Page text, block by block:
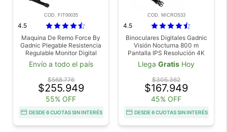
COD. FIT00035
4.5
Maquina De Remo Force By
Gadnic Plegable Resistencia
Regulable Monitor Digital
Pedales Antideslizantes
Envío a todo el país
$568.776
$255.949
55% OFF
DESDE 6 CUOTAS SIN INTERÉS
COD. MICROS33
4.5
Binoculares Digitales Gadnic
Visión Nocturna 800 m
Pantalla IPS Resolución 4K
Llega Gratis Hoy
$305.362
$167.949
45% OFF
DESDE 6 CUOTAS SIN INTERÉS